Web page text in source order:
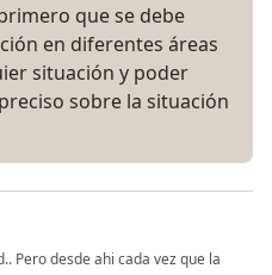
que se debe
en diferentes áreas
situación y poder
sobre la situación
Pero desde ahi cada vez que la